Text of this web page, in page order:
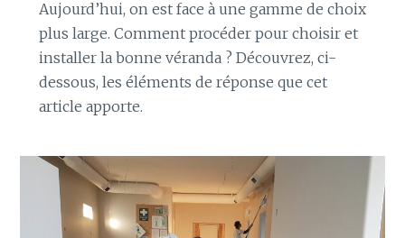
Aujourd’hui, on est face à une gamme de choix
plus large. Comment procéder pour choisir et
installer la bonne véranda ? Découvrez, ci-
dessous, les éléments de réponse que cet
article apporte.